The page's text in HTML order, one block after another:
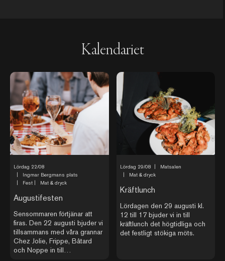
Kalendariet
Lördag 22/08
Ingmar Bergmans plats
Fest Mat & dryck
Augustifesten
Sensommaren förtjänar att
firas. Den 22 augusti bjuder vi
tillsammans med våra grannar
Chez Jolie, Frippe, Bâtard
och Noppe in till
Lördag 29/08
Matsalen
Mat & dryck
Kräftlunch
Lördagen den 29 augusti kl.
12 till 17 bjuder vi in till
kräftlunch det högtidliga och
det festligt stökiga möts.